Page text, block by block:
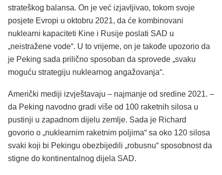
strateškog balansa. On je već izjavljivao, tokom svoje
posjete Evropi u oktobru 2021, da će kombinovani
nuklearni kapaciteti Kine i Rusije poslati SAD u
„neistražene vode“. U to vrijeme, on je takođe upozorio da
je Peking sada prilično sposoban da sprovede „svaku
moguću strategiju nuklearnog angažovanja“.
Američki mediji izvještavaju – najmanje od sredine 2021. –
da Peking navodno gradi više od 100 raketnih silosa u
pustinji u zapadnom dijelu zemlje. Sada je Richard
govorio o „nuklearnim raketnim poljima“ sa oko 120 silosa
svaki koji bi Pekingu obezbijedili „robusnu“ sposobnost da
stigne do kontinentalnog dijela SAD.